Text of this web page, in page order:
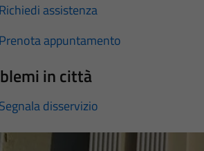
Richiedi assistenza
Prenota appuntamento
in città
Segnala disservizio